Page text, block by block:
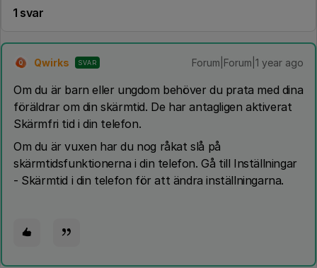
1 svar
Q Qwirks SVAR Forum|Forum|1 year ago
Om du är barn eller ungdom behöver du prata med dina
föräldrar om din skärmtid. De har antagligen aktiverat
Skärmfri tid i din telefon.
Om du är vuxen har du nog råkat slå på
skärmtidsfunktionerna i din telefon. Gå till Inställningar
- Skärmtid i din telefon för att ändra inställningarna.